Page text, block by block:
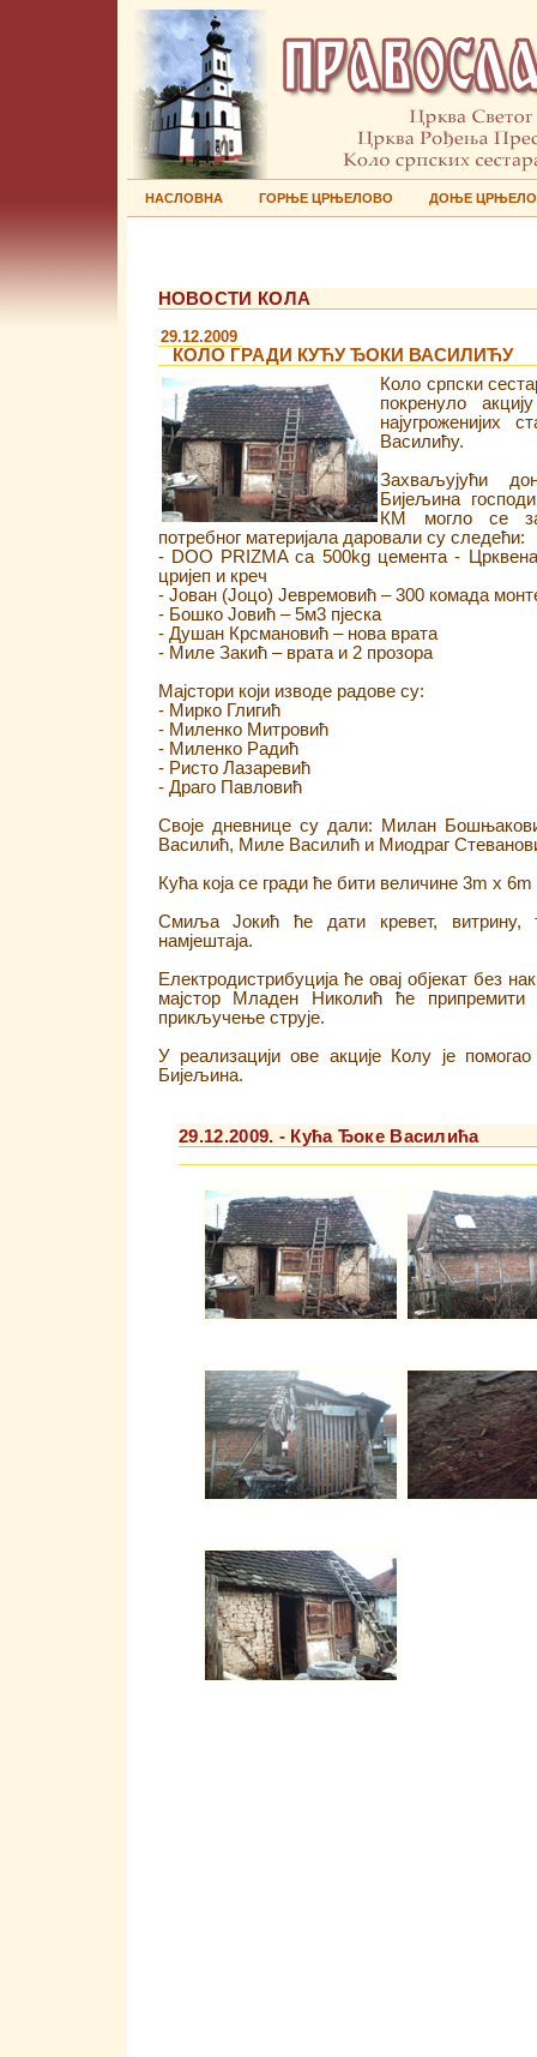
НАСЛОВНА ГОРЊЕ ЦРЊЕЛОВО ДОЊЕ
НОВОСТИ КОЛА
29.12.2009
КОЛО ГРАДИ КУЋУ ЂОКИ ВАСИЛИЋУ
Коло српски
покренуло
најугроженијих
Василићу.
Захваљујући
Бијељина
КМ могло се
потребног материјала даровали су следећи:
- DOO PRIZMA са 500kg цемента -
цријеп и креч
- Јован (Јоцо) Јевремовић – 300 комада
- Бошко Јовић – 5м3 пјеска
- Душан Крсмановић – нова врата
- Миле Закић – врата и 2 прозора
Мајстори који изводе радове су:
- Мирко Глигић
- Миленко Митровић
- Миленко Радић
- Ристо Лазаревић
- Драго Павловић
Своје дневнице су дали: Милан
Василић, Миле Василић и Миодраг
Кућа која се гради ће бити величине 3m x
Смиља Јокић ће дати кревет, витрину,
намјештаја.
Електродистрибуција ће овај објекат без
мајстор Младен Николић ће
прикључење струје.
У реализацији ове акције Колу је
Бијељина.
29.12.2009. - Кућа Ђоке Василића